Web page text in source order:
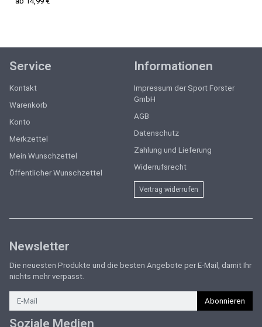
Service
Kontakt
Warenkorb
Konto
Merkzettel
Mein Wunschzettel
Öffentlicher Wunschzettel
Informationen
Impressum der Sport Forster
GmbH
AGB
Datenschutz
Zahlung und Lieferung
Widerrufsrecht
Vertrag widerrufen
Newsletter
Die neuesten Produkte und die besten Angebote per E-Mail, damit Ihr
nichts mehr verpasst.
Newsletter
Abonnieren
Soziale Medien